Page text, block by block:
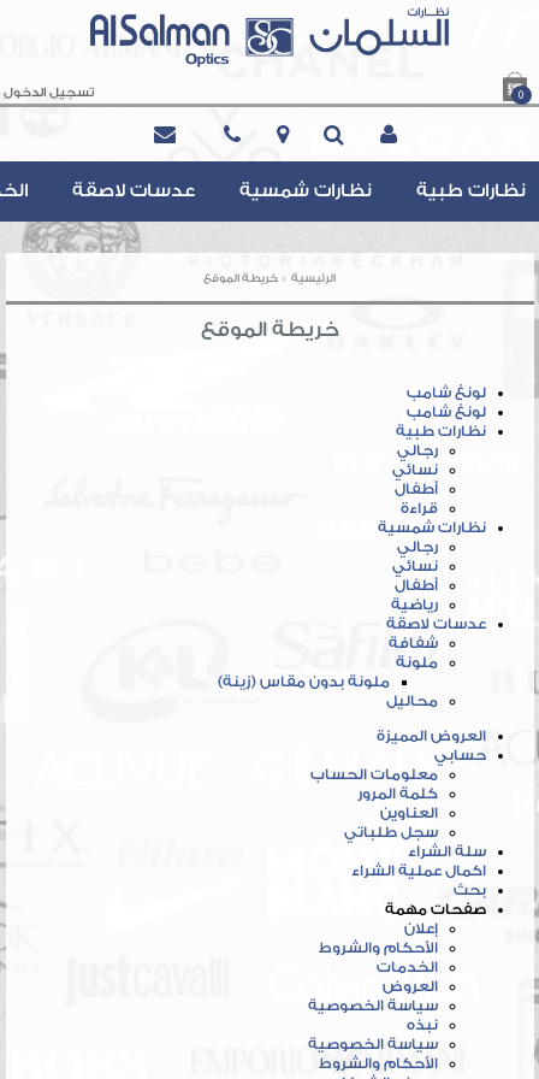
Contact@AlsalmanOptics.com
0 تسجيل الدخول
نظارات طبية نظارات شمسية عدسات لاصقة
الرئيسية» خريطة الموقع
خريطة الموقع
لونغ شامب
لونغ شامب
نظارات طبية
رجالي
نسائي
أطفال
قراءة
نظارات شمسية
رجالي
نسائي
أطفال
رياضية
عدسات لاصقة
شفافة
ملونة
ملونة بدون مقاس (زينة)
محاليل
العروض المميزة
حسابي
معلومات الحساب
كلمة المرور
العناوين
سجل طلباتي
سلة الشراء
اكمال عملية الشراء
بحث
صفحات مهمة
إعلان
الأحكام والشروط
الخدمات
العروض
سياسة الخصوصية
نبذه
سياسة الخصوصية
الأحكام والشروط